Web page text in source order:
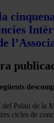
del Palau de la
cicles de